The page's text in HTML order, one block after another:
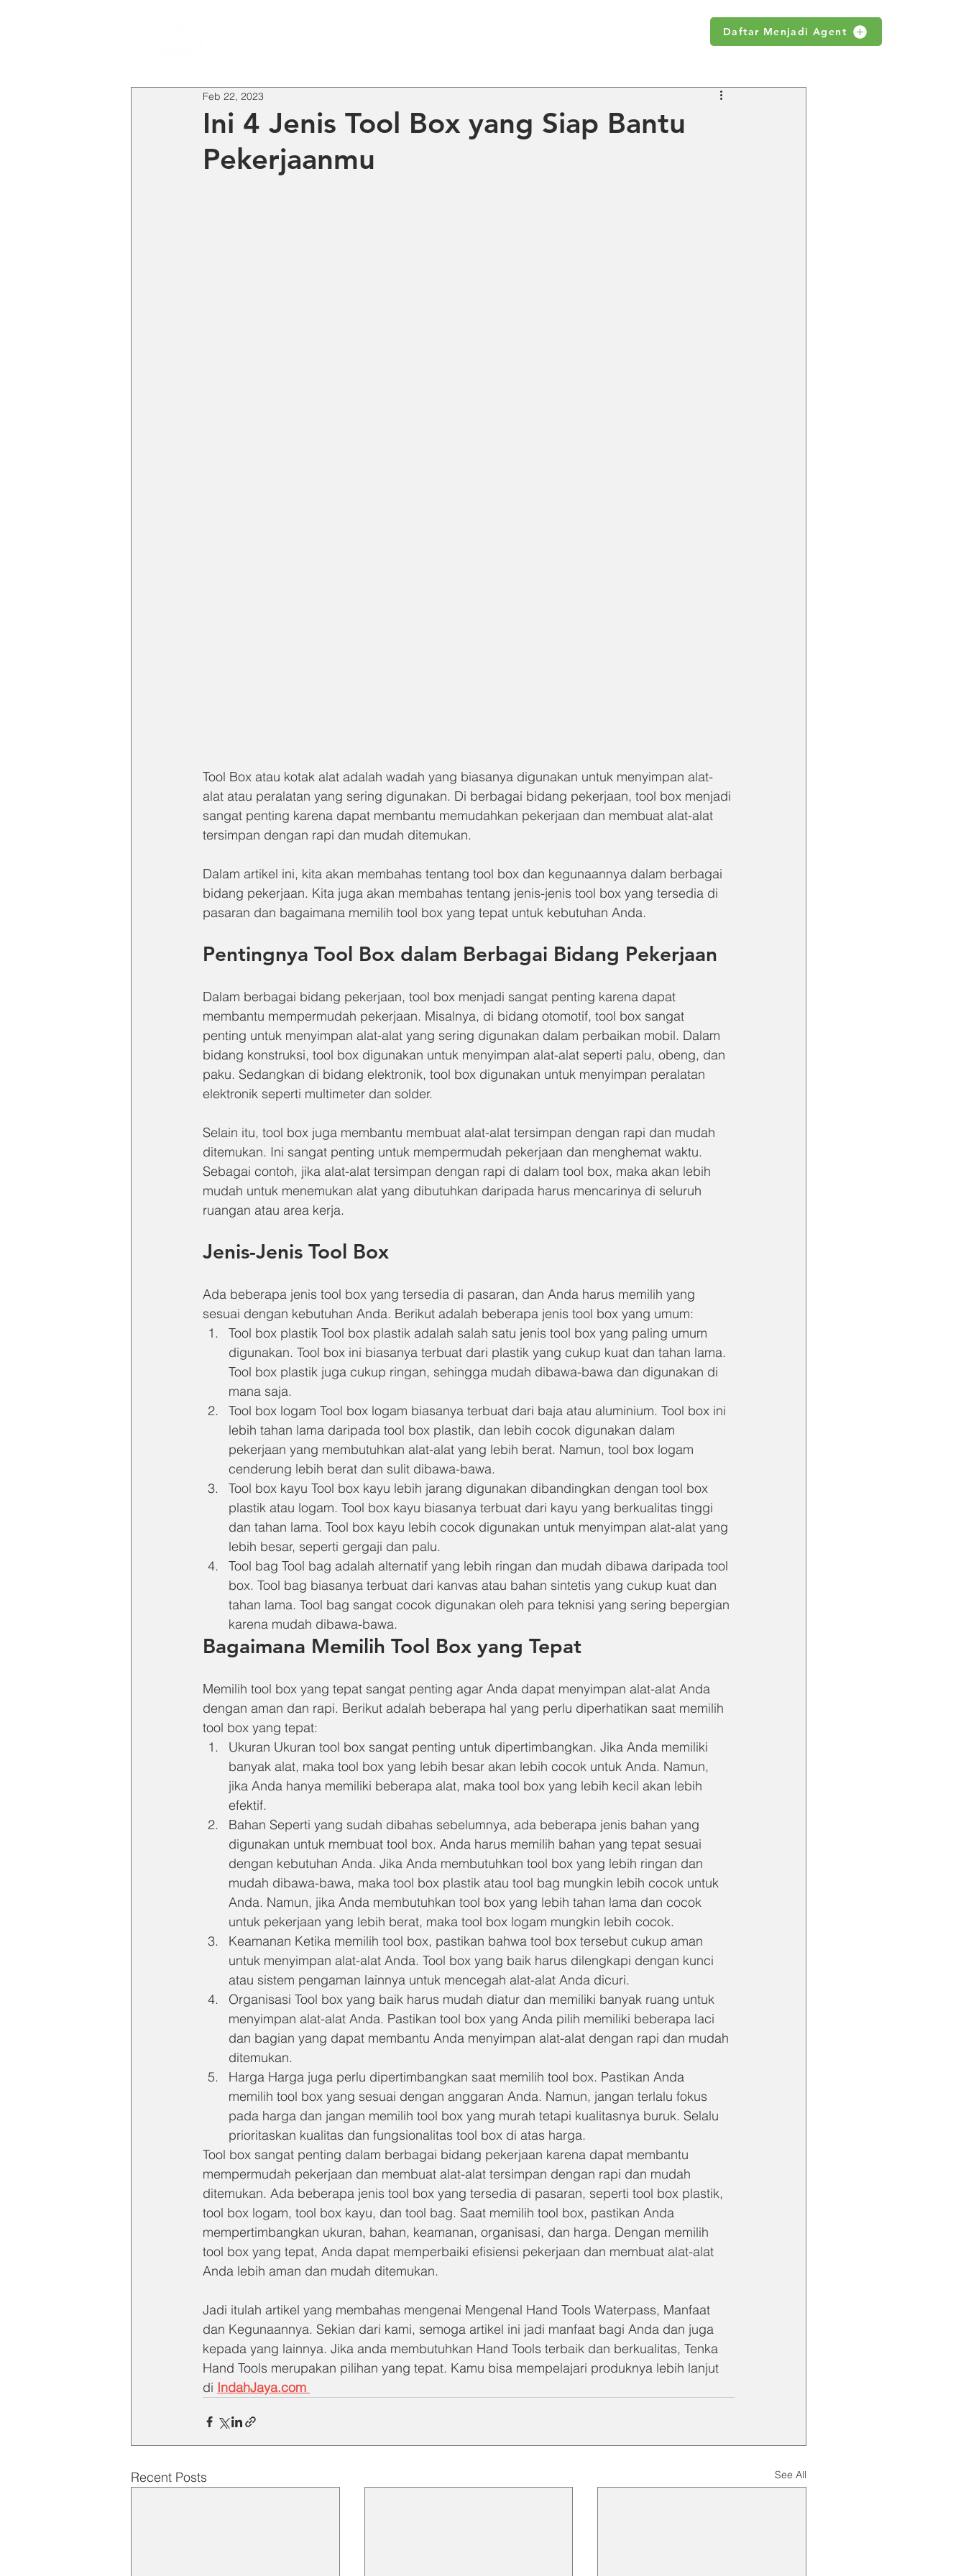
Daftar Menjadi Agent
Ini 4 Jenis Tool Box yang Siap Bantu
Pekerjaanmu
Feb 22, 2023
Tool Box atau kotak alat adalah wadah yang biasanya digunakan untuk menyimpan alat-
alat atau peralatan yang sering digunakan. Di berbagai bidang pekerjaan, tool box menjadi
sangat penting karena dapat membantu memudahkan pekerjaan dan membuat alat-alat
tersimpan dengan rapi dan mudah ditemukan.
Dalam artikel ini, kita akan membahas tentang tool box dan kegunaannya dalam berbagai
bidang pekerjaan. Kita juga akan membahas tentang jenis-jenis tool box yang tersedia di
pasaran dan bagaimana memilih tool box yang tepat untuk kebutuhan Anda.
Pentingnya Tool Box dalam Berbagai Bidang Pekerjaan
Dalam berbagai bidang pekerjaan, tool box menjadi sangat penting karena dapat
membantu mempermudah pekerjaan. Misalnya, di bidang otomotif, tool box sangat
penting untuk menyimpan alat-alat yang sering digunakan dalam perbaikan mobil. Dalam
bidang konstruksi, tool box digunakan untuk menyimpan alat-alat seperti palu, obeng, dan
paku. Sedangkan di bidang elektronik, tool box digunakan untuk menyimpan peralatan
elektronik seperti multimeter dan solder.
Selain itu, tool box juga membantu membuat alat-alat tersimpan dengan rapi dan mudah
ditemukan. Ini sangat penting untuk mempermudah pekerjaan dan menghemat waktu.
Sebagai contoh, jika alat-alat tersimpan dengan rapi di dalam tool box, maka akan lebih
mudah untuk menemukan alat yang dibutuhkan daripada harus mencarinya di seluruh
ruangan atau area kerja.
Jenis-Jenis Tool Box
Ada beberapa jenis tool box yang tersedia di pasaran, dan Anda harus memilih yang
sesuai dengan kebutuhan Anda. Berikut adalah beberapa jenis tool box yang umum:
Tool box plastik Tool box plastik adalah salah satu jenis tool box yang paling umum
digunakan. Tool box ini biasanya terbuat dari plastik yang cukup kuat dan tahan lama.
Tool box plastik juga cukup ringan, sehingga mudah dibawa-bawa dan digunakan di
mana saja.
Tool box logam Tool box logam biasanya terbuat dari baja atau aluminium. Tool box ini
lebih tahan lama daripada tool box plastik, dan lebih cocok digunakan dalam
pekerjaan yang membutuhkan alat-alat yang lebih berat. Namun, tool box logam
cenderung lebih berat dan sulit dibawa-bawa.
Tool box kayu Tool box kayu lebih jarang digunakan dibandingkan dengan tool box
plastik atau logam. Tool box kayu biasanya terbuat dari kayu yang berkualitas tinggi
dan tahan lama. Tool box kayu lebih cocok digunakan untuk menyimpan alat-alat yang
lebih besar, seperti gergaji dan palu.
Tool bag Tool bag adalah alternatif yang lebih ringan dan mudah dibawa daripada tool
box. Tool bag biasanya terbuat dari kanvas atau bahan sintetis yang cukup kuat dan
tahan lama. Tool bag sangat cocok digunakan oleh para teknisi yang sering bepergian
karena mudah dibawa-bawa.
Bagaimana Memilih Tool Box yang Tepat
Memilih tool box yang tepat sangat penting agar Anda dapat menyimpan alat-alat Anda
dengan aman dan rapi. Berikut adalah beberapa hal yang perlu diperhatikan saat memilih
tool box yang tepat:
Ukuran Ukuran tool box sangat penting untuk dipertimbangkan. Jika Anda memiliki
banyak alat, maka tool box yang lebih besar akan lebih cocok untuk Anda. Namun,
jika Anda hanya memiliki beberapa alat, maka tool box yang lebih kecil akan lebih
efektif.
Bahan Seperti yang sudah dibahas sebelumnya, ada beberapa jenis bahan yang
digunakan untuk membuat tool box. Anda harus memilih bahan yang tepat sesuai
dengan kebutuhan Anda. Jika Anda membutuhkan tool box yang lebih ringan dan
mudah dibawa-bawa, maka tool box plastik atau tool bag mungkin lebih cocok untuk
Anda. Namun, jika Anda membutuhkan tool box yang lebih tahan lama dan cocok
untuk pekerjaan yang lebih berat, maka tool box logam mungkin lebih cocok.
Keamanan Ketika memilih tool box, pastikan bahwa tool box tersebut cukup aman
untuk menyimpan alat-alat Anda. Tool box yang baik harus dilengkapi dengan kunci
atau sistem pengaman lainnya untuk mencegah alat-alat Anda dicuri.
Organisasi Tool box yang baik harus mudah diatur dan memiliki banyak ruang untuk
menyimpan alat-alat Anda. Pastikan tool box yang Anda pilih memiliki beberapa laci
dan bagian yang dapat membantu Anda menyimpan alat-alat dengan rapi dan mudah
ditemukan.
Harga Harga juga perlu dipertimbangkan saat memilih tool box. Pastikan Anda
memilih tool box yang sesuai dengan anggaran Anda. Namun, jangan terlalu fokus
pada harga dan jangan memilih tool box yang murah tetapi kualitasnya buruk. Selalu
prioritaskan kualitas dan fungsionalitas tool box di atas harga.
Tool box sangat penting dalam berbagai bidang pekerjaan karena dapat membantu
mempermudah pekerjaan dan membuat alat-alat tersimpan dengan rapi dan mudah
ditemukan. Ada beberapa jenis tool box yang tersedia di pasaran, seperti tool box plastik,
tool box logam, tool box kayu, dan tool bag. Saat memilih tool box, pastikan Anda
mempertimbangkan ukuran, bahan, keamanan, organisasi, dan harga. Dengan memilih
tool box yang tepat, Anda dapat memperbaiki efisiensi pekerjaan dan membuat alat-alat
Anda lebih aman dan mudah ditemukan.
Jadi itulah artikel yang membahas mengenai Mengenal Hand Tools Waterpass, Manfaat
dan Kegunaannya. Sekian dari kami, semoga artikel ini jadi manfaat bagi Anda dan juga
kepada yang lainnya. Jika anda membutuhkan Hand Tools terbaik dan berkualitas, Tenka
Hand Tools merupakan pilihan yang tepat. Kamu bisa mempelajari produknya lebih lanjut
di IndahJaya.com
Recent Posts See All